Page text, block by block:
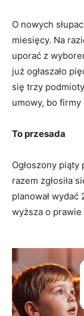
O nowych
miesięcy. Na
uporać z
już ogłaszało
się trzy
umowy, bo firmy
To przesada
Ogłoszony
razem zgłosiła
planował wydać
wyższa o prawie